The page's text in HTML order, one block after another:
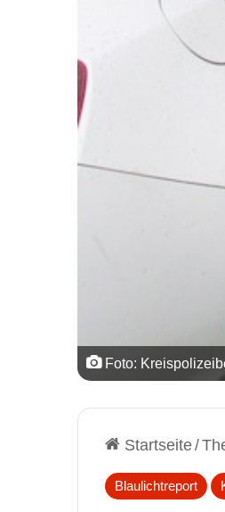
Foto:
Startseite/
Blaulichtreport